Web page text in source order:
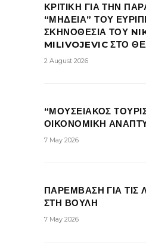
ΚΡΙΤΙΚΗ ΓΙΑ ΤΗΝ
“ΜΗΔΕΙΑ” ΤΟΥ
ΣΚΗΝΟΘΕΣΙΑ ΤΟΥ
MILIVOJEVIC ΣΤΟ
2 August 2026
“ΜΟΥΣΕΙΑΚΟΣ
ΟΙΚΟΝΟΜΙΚΗ
7 May 2026
ΠΑΡΕΜΒΑΣΗ ΓΙΑ ΤΙΣ
ΣΤΗ ΒΟΥΛΗ
7 May 2026